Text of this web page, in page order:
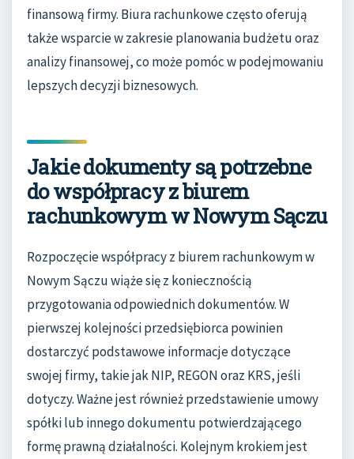
finansową firmy. Biura rachunkowe często oferują
także wsparcie w zakresie planowania budżetu oraz
analizy finansowej, co może pomóc w podejmowaniu
lepszych decyzji biznesowych.
Jakie dokumenty są potrzebne
do współpracy z biurem
rachunkowym w Nowym Sączu
Rozpoczęcie współpracy z biurem rachunkowym w
Nowym Sączu wiąże się z koniecznością
przygotowania odpowiednich dokumentów. W
pierwszej kolejności przedsiębiorca powinien
dostarczyć podstawowe informacje dotyczące
swojej firmy, takie jak NIP, REGON oraz KRS, jeśli
dotyczy. Ważne jest również przedstawienie umowy
spółki lub innego dokumentu potwierdzającego
formę prawną działalności. Kolejnym krokiem jest